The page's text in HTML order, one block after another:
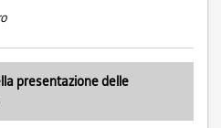
presentazione delle